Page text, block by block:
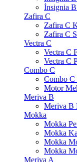
İnsignia
Zafira C
Zafira C
Zafira C
Vectra C
Vectra C
Vectra C
Combo C
Combo C
Motor
Meriva B
Meriva B
Mokka
Mokka
Mokka
Mokka
Mokka
Meriva A